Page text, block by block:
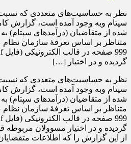
نظر به حساسیت‌های متعددی که نسبت
سپتام وبه وجود آمده است، گزارش
شده از متقاضیان (درآمدهای سپتام)
متناظر بر اساس تعرفۀ سازمان
گردیده و در اختیار […]
نظر به حساسیت‌های متعددی که نسبت
سپتام وبه وجود آمده است، گزارش
شده از متقاضیان (درآمدهای سپتام)
متناظر بر اساس تعرفۀ سازمان
گردیده و در اختیار مسوولان
از این گزارش را که اطلاعات